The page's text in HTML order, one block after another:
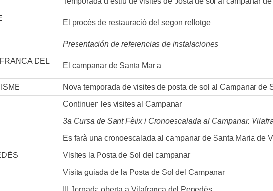
El procés de restauració del segon rellotge
Presentación de referencias de instalaciones
DEL
El campanar de Santa Maria
Nova temporada de visites de posta de sol al Campanar de
Continuen les visites al Campanar
3a Cursa de Sant Fèlix i Cronoescalada al Campanar.
Es farà una cronoescalada al campanar de Santa Maria de
Visites la Posta de Sol del campanar
Visita guiada de la Posta de Sol del Campanar
III Jornada oberta a Vilafranca del Penedès